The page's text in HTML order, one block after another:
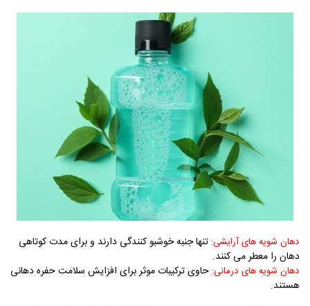
دهان شویه های آرایشی: تنها جنبه خوشبو کنندگی دارند و برای مدت کوتاهی
دهان را معطر می کنند.
دهان شویه های درمانی: حاوی ترکیبات موثر برای افزایش سلامت حفره دهانی
هستند.